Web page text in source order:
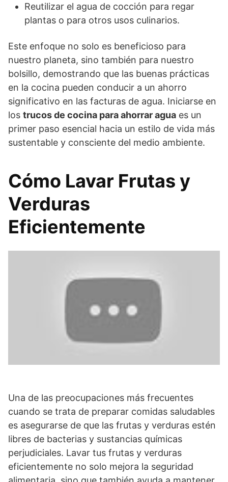
Reutilizar el agua de cocción para regar
plantas o para otros usos culinarios.
Este enfoque no solo es beneficioso para
nuestro planeta, sino también para nuestro
bolsillo, demostrando que las buenas prácticas
en la cocina pueden conducir a un ahorro
significativo en las facturas de agua. Iniciarse en
los trucos de cocina para ahorrar agua es un
primer paso esencial hacia un estilo de vida más
sustentable y consciente del medio ambiente.
Cómo Lavar Frutas y
Verduras
Eficientemente
Una de las preocupaciones más frecuentes
cuando se trata de preparar comidas saludables
es asegurarse de que las frutas y verduras estén
libres de bacterias y sustancias químicas
perjudiciales. Lavar tus frutas y verduras
eficientemente no solo mejora la seguridad